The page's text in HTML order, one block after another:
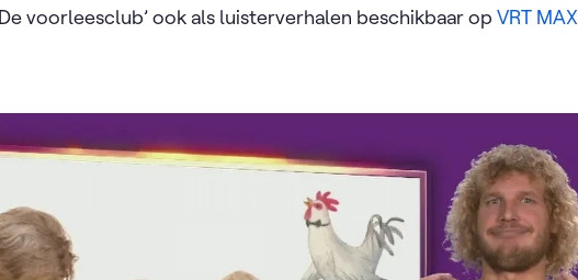
voorleesclub’ ook als luisterverhalen beschikbaar opVRT MAX